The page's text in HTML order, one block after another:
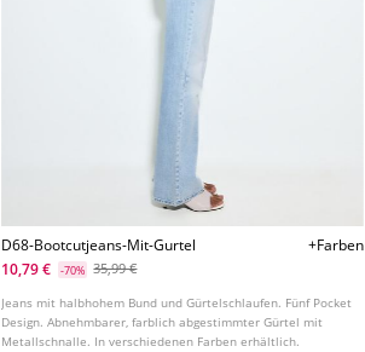
D68-Bootcutjeans-Mit-Gurtel
+Farben
10,79 €
-70% 35,99 €
Jeans mit halbhohem Bund und Gürtelschlaufen. Fünf Pocket
Design. Abnehmbarer, farblich abgestimmter Gürtel mit
Metallschnalle. In verschiedenen Farben erhältlich.